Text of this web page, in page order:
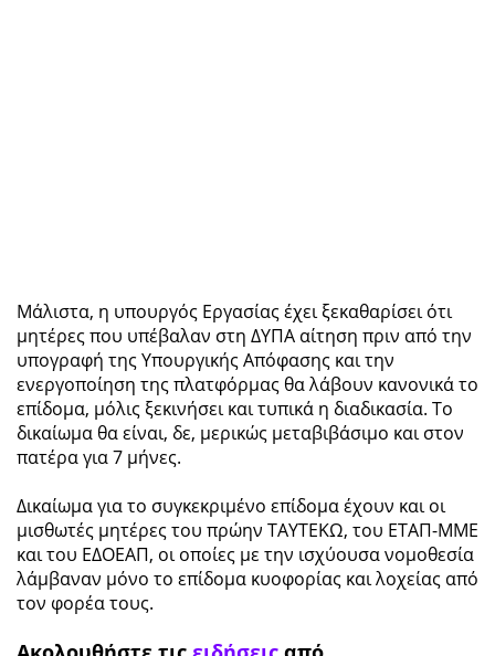
Μάλιστα, η υπουργός Εργασίας έχει ξεκαθαρίσει ότι
μητέρες που υπέβαλαν στη ΔΥΠΑ αίτηση πριν από την
υπογραφή της Υπουργικής Απόφασης και την
ενεργοποίηση της πλατφόρμας θα λάβουν κανονικά το
επίδομα, μόλις ξεκινήσει και τυπικά η διαδικασία. Το
δικαίωμα θα είναι, δε, μερικώς μεταβιβάσιμο και στον
πατέρα για 7 μήνες.
Δικαίωμα για το συγκεκριμένο επίδομα έχουν και οι
μισθωτές μητέρες του πρώην ΤΑΥΤΕΚΩ, του ΕΤΑΠ-ΜΜΕ
και του ΕΔΟΕΑΠ, οι οποίες με την ισχύουσα νομοθεσία
λάμβαναν μόνο το επίδομα κυοφορίας και λοχείας από
τον φορέα τους.